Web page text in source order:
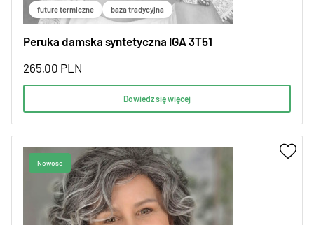
future termiczne baza tradycyjna
Peruka damska syntetyczna IGA 3T51
265,00 PLN
Dowiedz się więcej